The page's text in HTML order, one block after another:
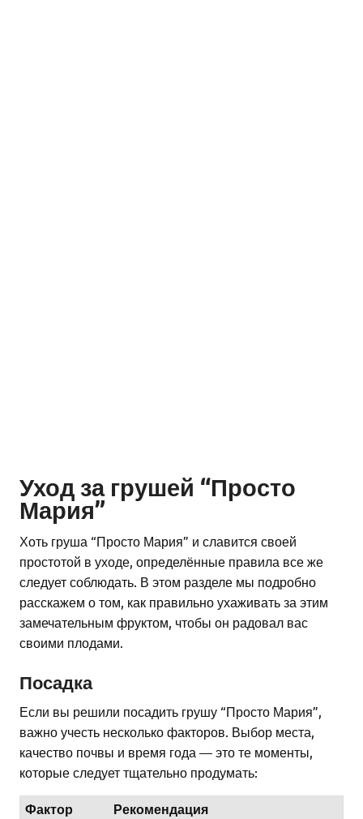
Уход за грушей “Просто
Мария”
Хоть груша “Просто Мария” и славится своей
простотой в уходе, определённые правила все же
следует соблюдать. В этом разделе мы подробно
расскажем о том, как правильно ухаживать за этим
замечательным фруктом, чтобы он радовал вас
своими плодами.
Посадка
Если вы решили посадить грушу “Просто Мария”,
важно учесть несколько факторов. Выбор места,
качество почвы и время года — это те моменты,
которые следует тщательно продумать:
Фактор Рекомендация